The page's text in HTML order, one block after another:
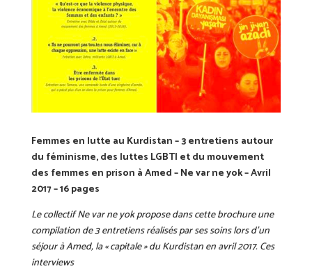
Femmes en lutte au Kurdistan – 3 entretiens autour
du féminisme, des luttes LGBTI et du mouvement
des femmes en prison à Amed – Ne var ne yok – Avril
2017 – 16 pages
Le collectif Ne var ne yok propose dans cette brochure une
compilation de 3 entretiens réalisés par ses soins lors d’un
séjour à Amed, la « capitale » du Kurdistan en avril 2017. Ces
interviews